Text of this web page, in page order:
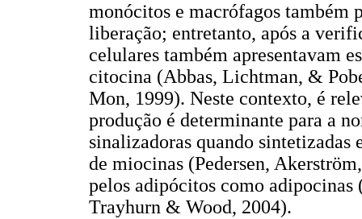
monócitos e macrófagos também
liberação; entretanto, após a
celulares também apresentavam
citocina (Abbas, Lichtman, &
Mon, 1999). Neste contexto, é
produção é determinante para a
sinalizadoras quando sintetizadas
de miocinas (Pedersen,
pelos adipócitos como
Trayhurn & Wood, 2004).